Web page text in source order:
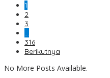
1
2
3
…
316
Berikutnya
No More Posts Available.